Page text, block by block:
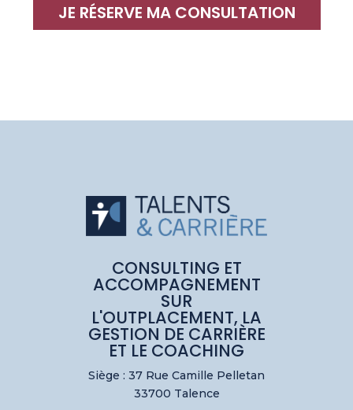
JE RÉSERVE MA CONSULTATION
CONSULTING ET
ACCOMPAGNEMENT
SUR
L'OUTPLACEMENT, LA
GESTION DE CARRIÈRE
ET LE COACHING
Siège : 37 Rue Camille Pelletan
33700 Talence